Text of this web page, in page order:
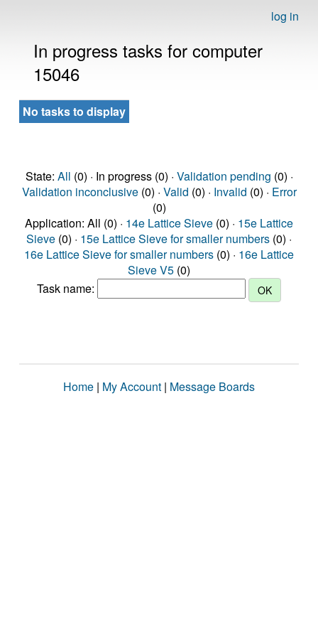
log in
In progress tasks for computer
15046
No tasks to display
State: All (0) · In progress (0) · Validation pending (0) ·
Validation inconclusive(0) · Valid (0) · Invalid (0) · Error
(0)
Application: All (0) · 14e Lattice Sieve (0) · 15e Lattice
Sieve (0) · 15e Lattice Sieve for smaller numbers (0) ·
16e Lattice Sieve for smaller numbers (0) · 16e Lattice
Sieve V5 (0)
Task name:
Home | My Account | Message Boards